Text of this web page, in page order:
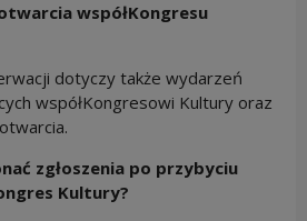
współKongresu
dotyczy także wydarzeń
współKongresowi Kultury oraz
zgłoszenia po przybyciu
Kultury?